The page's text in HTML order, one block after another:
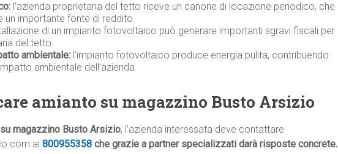
l’azienda proprietaria del tetto riceve un canone di locazione periodico, che
un importante fonte di reddito.
di un impianto fotovoltaico può generare importanti sgravi fiscali per
del tetto.
ambientale: l’impianto fotovoltaico produce energia pulita, contribuendo
ambientale dell’azienda.
amianto su magazzino Busto Arsizio
magazzino Busto Arsizio, l’azienda interessata deve contattare
al 800955358 che grazie a partner specializzati darà risposte concrete.